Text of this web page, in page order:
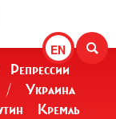
EN
Репрессии
/
Украина
Кремль